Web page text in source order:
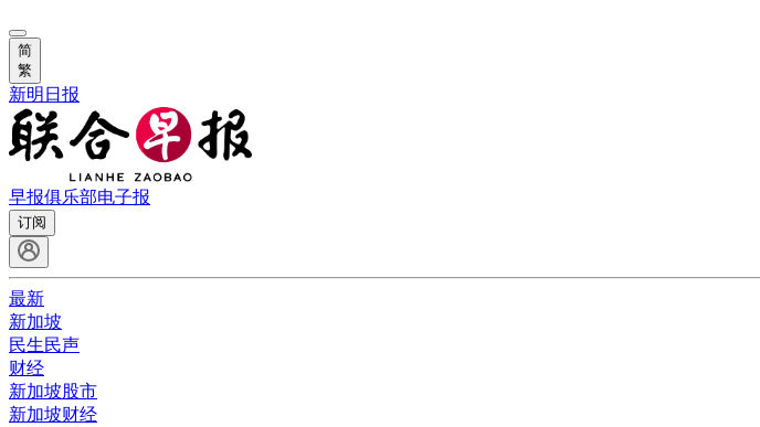
简
繁
新明日报
早报俱乐部电子报
订阅
最新
新加坡
民生民声
财经
新加坡股市
新加坡财经